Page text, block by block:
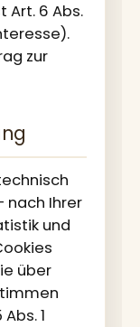
Art. 6 Abs.
zur
nach Ihrer
und
über
1